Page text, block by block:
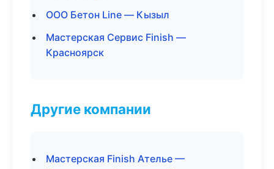
ООО Бетон Line — Кызыл
Мастерская Сервис Finish —
Красноярск
Другие компании
Мастерская Finish Ателье —